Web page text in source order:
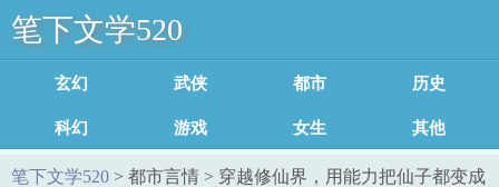
笔下文学520
玄幻魔法 武侠修真 都市言情 历史军事
科幻灵异 游戏竞技 女生耽美 其他类型
足迹记录
笔下文学520 > 都市言情 > 穿越修仙界，用能力把仙子都变成